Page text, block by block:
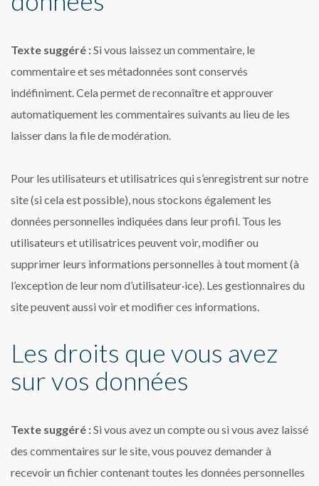
Texte suggéré :Si vous laissez un commentaire, le
commentaire et ses métadonnées sont conservés
indéfiniment. Cela permet de reconnaître et approuver
automatiquement les commentaires suivants au lieu de les
laisser dans la file de modération.
Pour les utilisateurs et utilisatrices qui s’enregistrent sur notre
site (si cela est possible), nous stockons également les
données personnelles indiquées dans leur profil. Tous les
utilisateurs et utilisatrices peuvent voir, modifier ou
supprimer leurs informations personnelles à tout moment (à
l’exception de leur nom d’utilisateur·ice). Les gestionnaires du
site peuvent aussi voir et modifier ces informations.
Les droits que vous avez
sur vos données
Texte suggéré :Si vous avez un compte ou si vous avez laissé
des commentaires sur le site, vous pouvez demander à
recevoir un fichier contenant toutes les données personnelles